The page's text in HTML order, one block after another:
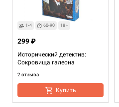
1-4 60-90 18+
Исторический детектив:
Сокровища галеона
2 отзыва
299 ₽
Купить